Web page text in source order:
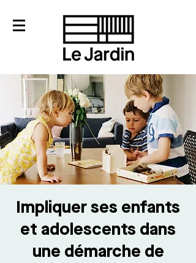
Impliquer ses enfants
et adolescents dans
une démarche de